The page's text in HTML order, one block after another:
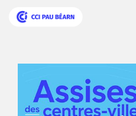
CCI
Besoins